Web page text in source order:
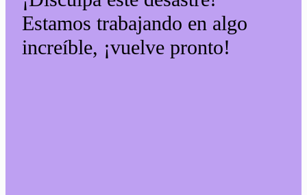
Estamos trabajando en algo
increíble, ¡vuelve pronto!